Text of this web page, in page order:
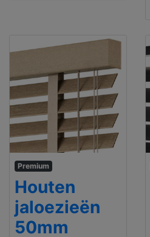
Premium
Houten
jaloezieën
50mm